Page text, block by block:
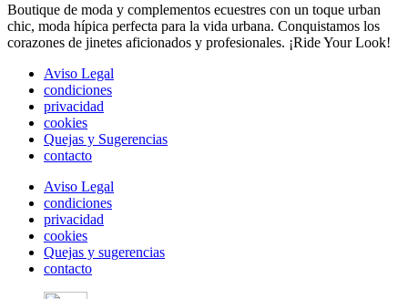
Boutique de moda y complementos ecuestres con un toque urban
chic, moda hípica perfecta para la vida urbana. Conquistamos los
corazones de jinetes aficionados y profesionales. ¡Ride Your Look!
Aviso Legal
condiciones
privacidad
cookies
Quejas y Sugerencias
contacto
Aviso Legal
condiciones
privacidad
cookies
Quejas y sugerencias
contacto